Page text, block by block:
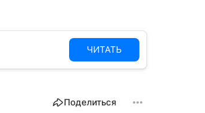
ЧИТАТЬ
Поделиться